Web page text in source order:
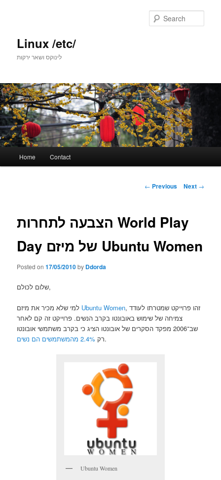
Linux /etc/
לינוקס ושאר ירקות
Home Contact
Post
← Previous Next →
הצבעה לתחרות World Play
Day של מיזם Ubuntu Women
Posted on17/05/2010by Ddorda
שלום לכולם,
Ubuntu Women, זהו פרוייקט שמטרתו לעודד
צמיחה של שימוש באובונטו בקרב הנשים. פרוייקט זה קם לאחר
שב־2006 מפקד הסקרים של אובונטו הציג כי בקרב משתמשי אובונטו
רק 2.4% מהמשתמשים הם נשים .
Ubuntu Women